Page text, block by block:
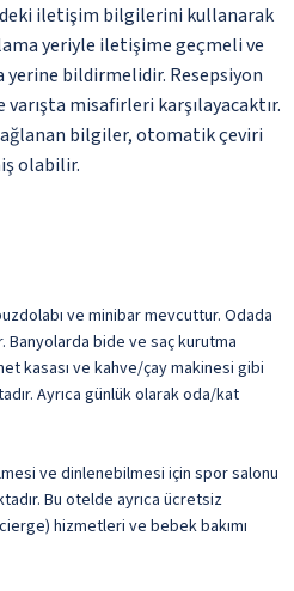
iletişim bilgilerini kullanarak
yeriyle iletişime geçmeli ve
yerine bildirmelidir. Resepsiyon
misafirleri karşılayacaktır.
bilgiler, otomatik çeviri
olabilir.
ve minibar mevcuttur. Odada
bide ve saç kurutma
kasası ve kahve/çay makinesi gibi
Ayrıca günlük olarak oda/kat
ve dinlenebilmesi için spor salonu
Bu otelde ayrıca ücretsiz
hizmetleri ve bebek bakımı